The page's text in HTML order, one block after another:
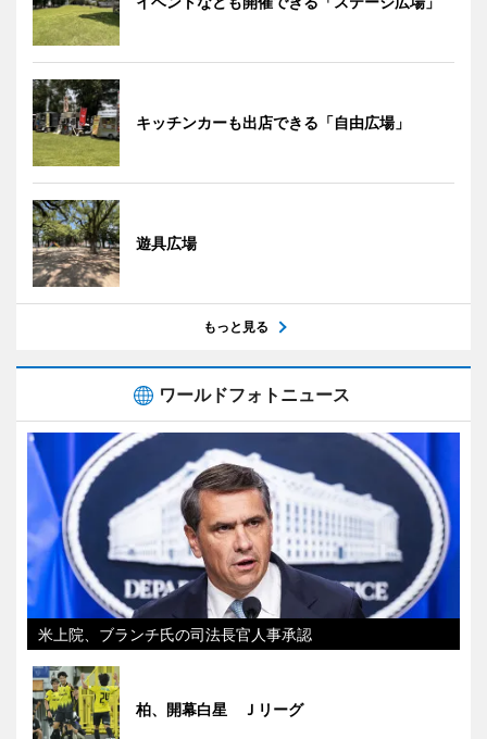
キッチンカーも出店できる「自由広場」
遊具広場
もっと見る
ワールドフォトニュース
米上院、ブランチ氏の司法長官人事承認
柏、開幕白星 Ｊリーグ